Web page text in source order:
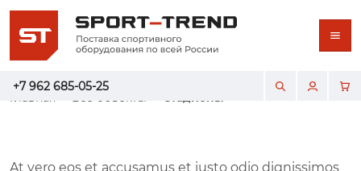
+7 962 685-05-25
Главная Все объекты Стадионы
At vero eos et accusamus et iusto odio dignissimos